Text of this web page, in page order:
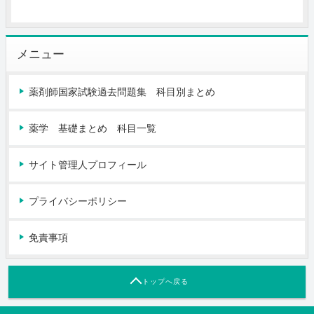
メニュー
薬剤師国家試験過去問題集 科目別まとめ
薬学 基礎まとめ 科目一覧
サイト管理人プロフィール
プライバシーポリシー
免責事項
トップへ戻る